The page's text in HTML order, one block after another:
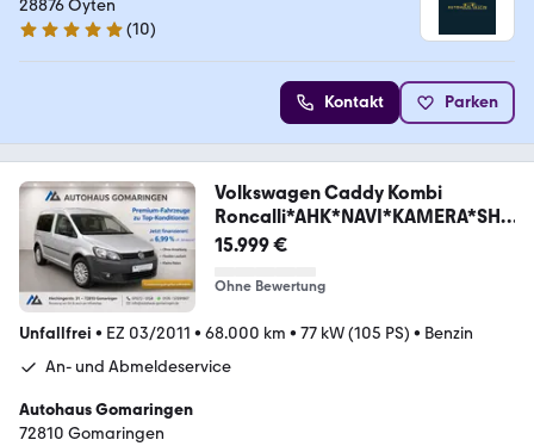
28876 Oyten
5 Sterne
(10)
Kontakt Parken
Volkswagen Caddy Kombi
Roncalli*AHK*NAVI*KAMERA*SHZ
*8-fach
15.999 €
Ohne Bewertung
Unfallfrei • EZ 03/2011 • 68.000 km • 77 kW (105 PS) • Benzin
An- und Abmeldeservice
Autohaus Gomaringen
72810 Gomaringen